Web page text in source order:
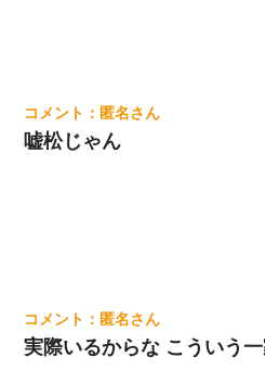
匿名
嘘松じゃん
匿名
実際いるからな こういう